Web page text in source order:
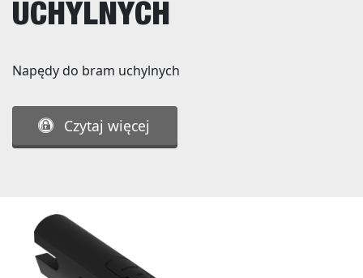
UCHYLNYCH
Napędy do bram uchylnych
Czytaj więcej